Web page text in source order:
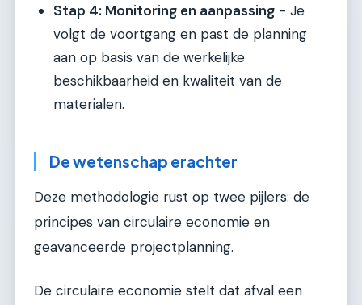
Stap 4: Monitoring en aanpassing - Je
volgt de voortgang en past de planning
aan op basis van de werkelijke
beschikbaarheid en kwaliteit van de
materialen.
De wetenschap erachter
Deze methodologie rust op twee pijlers: de
principes van circulaire economie en
geavanceerde projectplanning.
De circulaire economie stelt dat afval een